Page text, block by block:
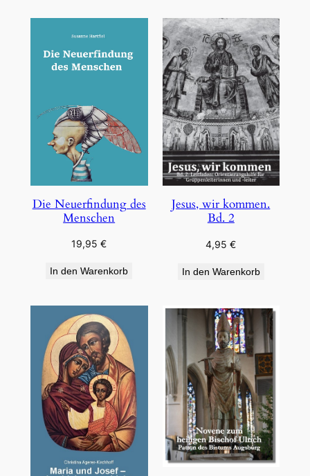
Die Neuerfindung des
Menschen
19,95€
In den Warenkorb
Jesus, wir kommen.
Bd. 2
4,95€
In den Warenkorb